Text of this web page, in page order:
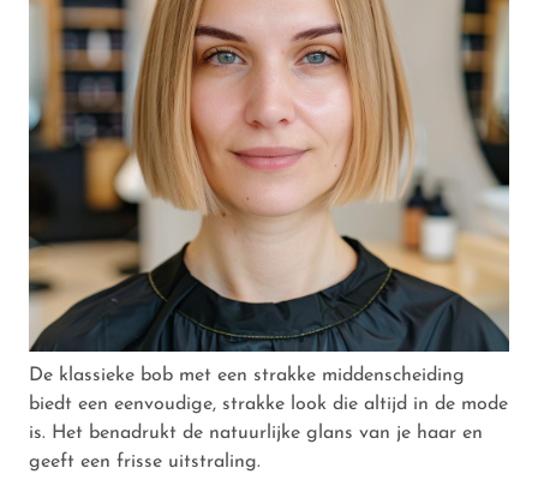
De klassieke bob met een strakke middenscheiding
biedt een eenvoudige, strakke look die altijd in de mode
is. Het benadrukt de natuurlijke glans van je haar en
geeft een frisse uitstraling.